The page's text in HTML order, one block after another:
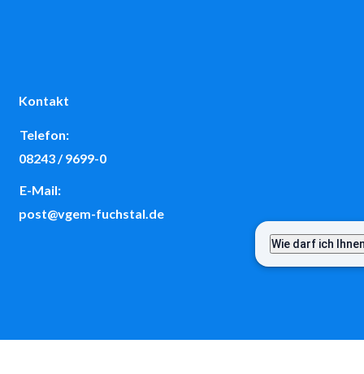
Kontakt
Telefon:
08243 / 9699-0
E-Mail:
post@vgem-fuchstal.de